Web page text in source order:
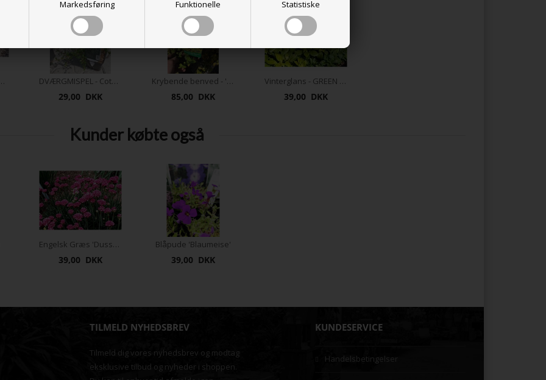
Markedsføring Funktionelle Statistiske
'Repens' DVÆRGMISPEL - Cotoneaster 'Coral Beauty'
29,00 DKK
Krybende benved - 'Emerald'n Gold' 1,5L
85,00 DKK
Vinterglans - GREEN CARPET
39,00 DKK
Kunder købte også
39,00 DKK
Blåpude 'Blaumeise'
39,00 DKK
TILMELD NYHEDSBREV
Tilmeld dig vores nyhedsbrev og modtag
eksklusive tilbud og nyheder i shoppen.
KUNDESERVICE
Handelsbetingelser